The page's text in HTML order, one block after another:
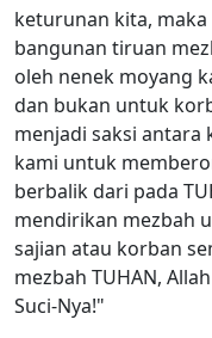
keturunan kita,
bangunan tiruan
oleh nenek moyang
dan bukan untuk
menjadi saksi antara
kami untuk
berbalik dari pada
mendirikan mezbah
sajian atau korban
mezbah TUHAN,
Suci-Nya!"